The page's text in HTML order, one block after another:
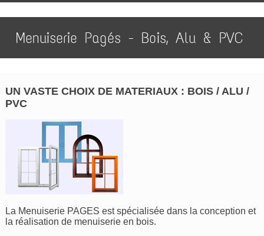
Menuiserie Pagés - Bois, Alu & PVC
UN VASTE CHOIX DE MATERIAUX : BOIS / ALU /
PVC
La Menuiserie PAGES est spécialisée dans la conception et
la réalisation de menuiserie en bois.